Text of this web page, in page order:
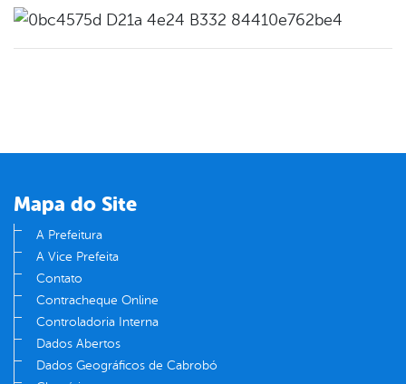
Mapa do Site
A Prefeitura
A Vice Prefeita
Contato
Contracheque Online
Controladoria Interna
Dados Abertos
Dados Geográficos de Cabrobó